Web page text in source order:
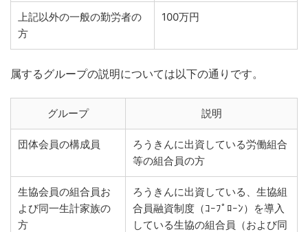
上記以外の一般の勤労者の
方
100万円
属するグループの説明については以下の通りです。
グループ 説明
団体会員の構成員
ろうきんに出資している労働組合
等の組合員の方
生協会員の組合員お
よび同一生計家族の
方
ろうきんに出資している、生協組
合員融資制度（ｺｰﾌﾟﾛｰﾝ）を導入
している生協の組合員（および同